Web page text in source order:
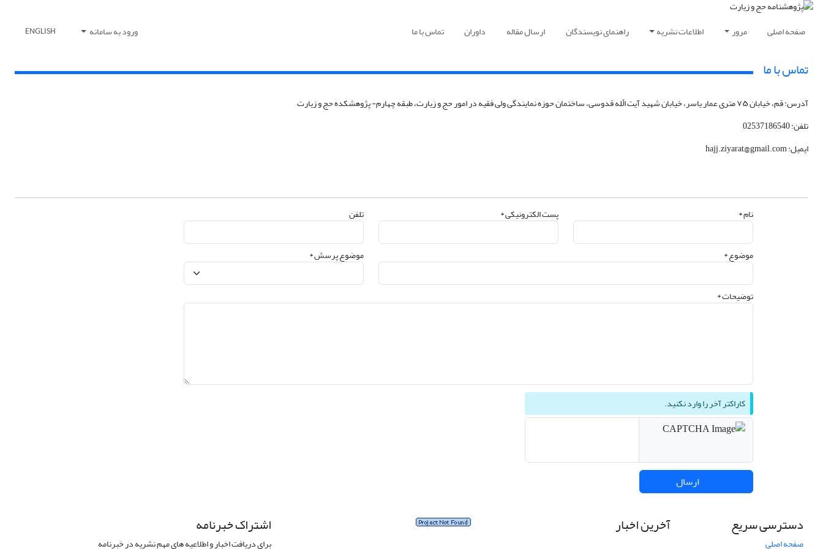
صفحه اصلی مرور اطلاعات نشریه راهنمای نویسندگان ارسال مقاله داوران تماس با ما ورود به سامانه ENGLISH
تماس با ما
آدرس: قم، خیابان ۷۵ متری عمار یاسر، خیابان شهید آیت الّله قدوسی، ساختمان حوزه نمایندگی ولی فقیه در امور حج و زیارت، طبقه چهارم- پژوهشکده حج و زیارت
تلفن: 02537186540
ایمیل: hajj.ziyarat@gmail.com
نام * پست الکترونیکی * تلفن
موضوع * موضوع پرسش *
توضیحات *
کاراکتر آخر را وارد نکنید.
ارسال
دسترسی سریع
صفحه اصلی
آخرین اخبار اشتراک خبرنامه
برای دریافت اخبار و اطلاعیه های مهم نشریه در خبرنامه